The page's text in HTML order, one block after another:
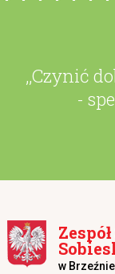
,,Czynić
-
w